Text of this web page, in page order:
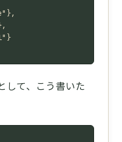
して、こう書いた